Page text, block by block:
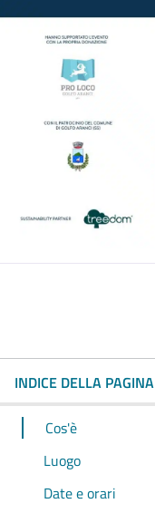
INDICE DELLA PAGINA
Cos'è
Luogo
Date e orari